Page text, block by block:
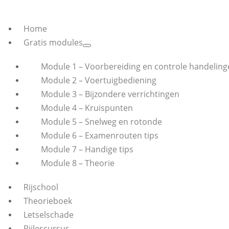
Home
Gratis modules
Module 1 – Voorbereiding en controle
Module 2 – Voertuigbediening
Module 3 – Bijzondere verrichtingen
Module 4 – Kruispunten
Module 5 – Snelweg en rotonde
Module 6 – Examenrouten tips
Module 7 – Handige tips
Module 8 – Theorie
Rijschool
Theorieboek
Letselschade